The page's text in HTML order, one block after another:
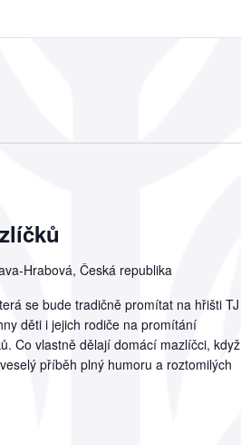
Hrabová, Česká republika
se bude tradičně promítat na hřišti TJ
děti i jejich rodiče na promítání
Co vlastně dělají domácí mazlíčci, když
příběh plný humoru a roztomilých